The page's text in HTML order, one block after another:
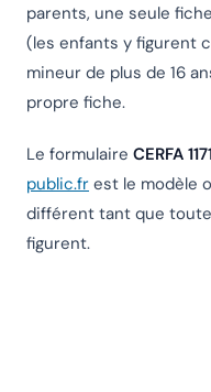
parents, une seule
(les enfants y figurent
mineur de plus de 16
propre fiche.
Le formulaire CERFA
public.fr est le modèle
différent tant que
figurent.